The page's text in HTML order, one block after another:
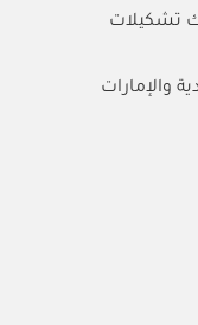
تشكيلات
والإمارات